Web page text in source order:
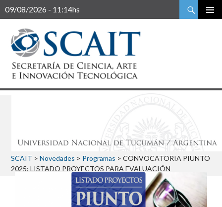
09/08/2026 - 11:14hs
Buscar
SCAIT > Novedades > Programas > CONVOCATORIA PIUNTO
2025: LISTADO PROYECTOS PARA EVALUACIÓN